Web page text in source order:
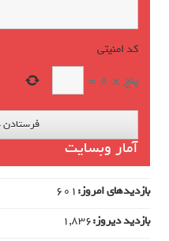
کد امنیتی*
پنج ×
8
=
آمار وبسایت
بازدیدهای امروز:601
بازدید دیروز:1,836